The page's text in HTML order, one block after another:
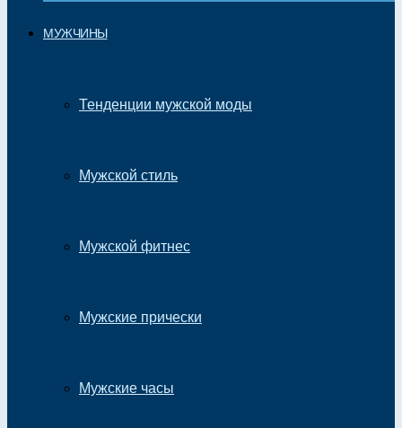
МУЖЧИНЫ
Тенденции мужской моды
Мужской стиль
Мужской фитнес
Мужские прически
Мужские часы